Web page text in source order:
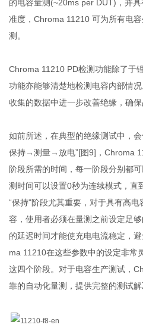
的电容量测(~20ms per DUT)，并
准度，Chroma 11210 可为所有电
测。
Chroma 11210 PD检测功能除了于
功能亦能够清楚地检测电容内部情
收集的数据中进一步改善绝缘，确保
如前所述，在典型的绝缘测试中，
保持→测量→放电”[图9]，Chroma
阶段所需的时间，每一阶段分别都
测时间可以设置0秒为连续模式，直
“保持"阶段尤其重要，对于具有高
容，使用者必须在量测之前设定足
的延迟时间才能使充电电流稳定，
ma 11210在这些参数中的设定非常
这四个阶段。对于电容生产测试，
靠的自动化量测，提供完整的测试解